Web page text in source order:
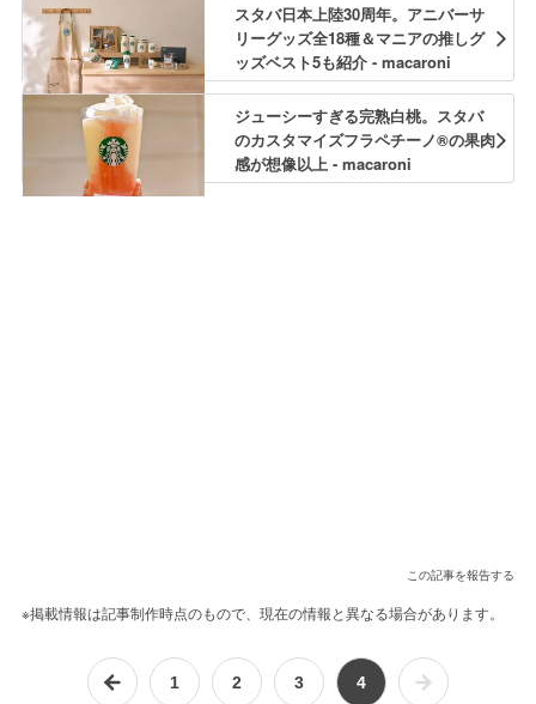
スタバ日本上陸30周年。アニバーサ
リーグッズ全18種＆マニアの推しグ
ッズベスト5も紹介 - macaroni
ジューシーすぎる完熟白桃。スタバ
のカスタマイズフラペチーノ®の果肉
感が想像以上 - macaroni
この記事を報告する
※掲載情報は記事制作時点のもので、現在の情報と異なる場合があります。
1 2 3 4